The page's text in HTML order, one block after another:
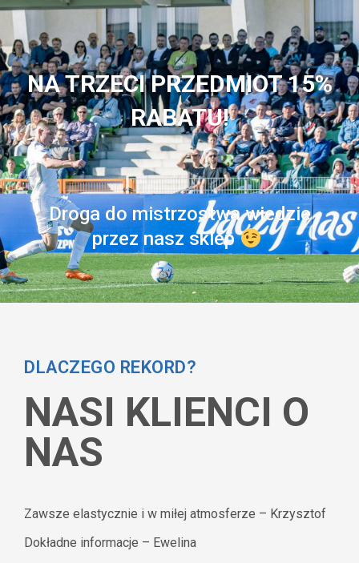
NA TRZECI PRZEDMIOT 15%
RABATU!
Droga do mistrzostwa wiedzie
przez nasz sklep
DLACZEGO REKORD?
NASI KLIENCI O
NAS
Zawsze elastycznie i w miłej atmosferze – Krzysztof
Dokładne informacje – Ewelina